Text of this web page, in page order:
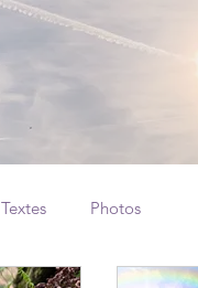
Textes Photos